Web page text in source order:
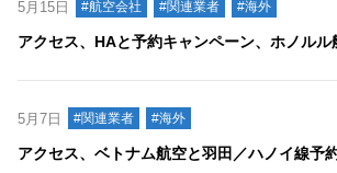
5月15日 #航空会社 #関連業者 #海外
アクセス、HAと予約キャンペーン、ホノルル
5月7日 #関連業者 #海外
アクセス、ベトナム航空と羽田／ハノイ線予